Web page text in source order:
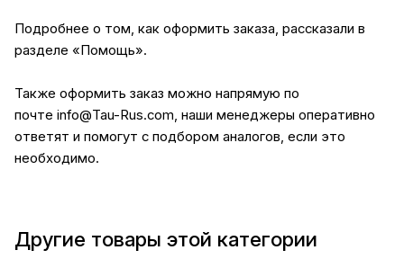
Подробнее о том, как оформить заказа, рассказали в
разделе «Помощь».
Также оформить заказ можно напрямую по
почте info@Tau-Rus.com, наши менеджеры оперативно
ответят и помогут с подбором аналогов, если это
необходимо.
Другие товары этой категории